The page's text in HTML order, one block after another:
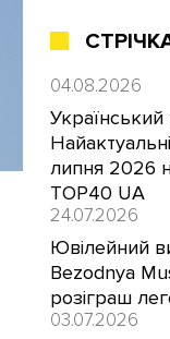
04.08.2026
Український
липня 2026
TOP40 UA
24.07.2026
Ювілейний
Bezodnya
розіграш
03.07.2026